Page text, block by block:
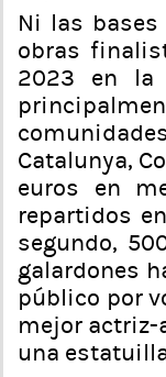
Ni las
obras
2023 en la
Catalunya,
euros en
repartidos
segundo,
galardones
público por
mejor actriz-
una